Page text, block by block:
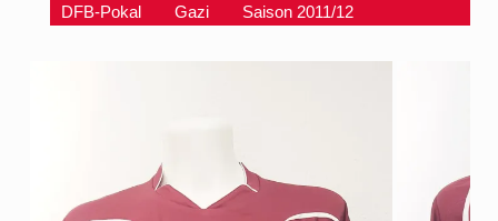
DFB-Pokal Gazi Saison 2011/12